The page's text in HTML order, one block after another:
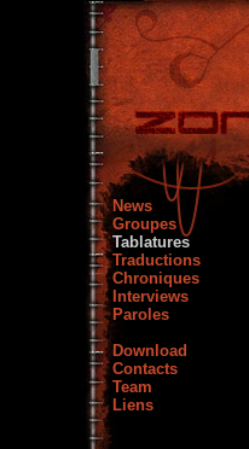
News
Groupes
Tablatures
Traductions
Chroniques
Interviews
Paroles
Download
Contacts
Team
Liens